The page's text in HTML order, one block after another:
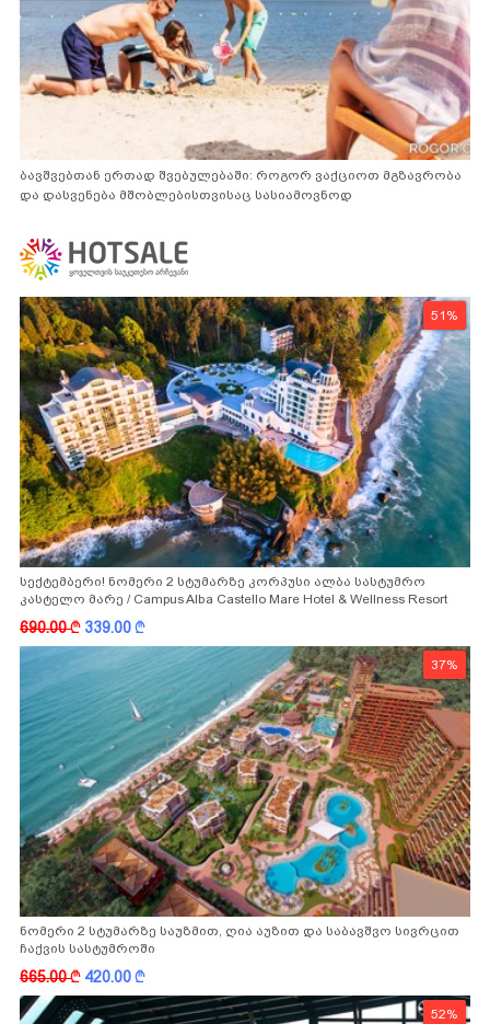
ბავშვებთან ერთად შვებულებაში: როგორ ვაქციოთ მგზავრობა
და დასვენება მშობლებისთვისაც სასიამოვნოდ
51%
სექტემბერი! ნომერი 2 სტუმარზე კორპუსი ალბა სასტუმრო
კასტელო მარე / Campus Alba Castello Mare Hotel & Wellness Resort
-სგან!
690.00k 339.00k
37%
ნომერი 2 სტუმარზე საუზმით, ღია აუზით და საბავშვო სივრცით
ჩაქვის სასტუმროში
665.00k 420.00k
52%